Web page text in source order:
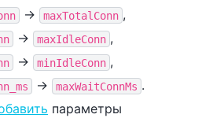
-> maxTotalConn ,
-> maxIdleConn ,
-> minIdleConn ,
-> maxWaitConnMs .
параметры